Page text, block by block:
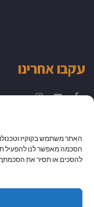
האתר משתמש בקוקיז
הסכמה מאפשר לנו להפעיל
להסכים או תסיר את הסכמתך,
עקבו אחרינו